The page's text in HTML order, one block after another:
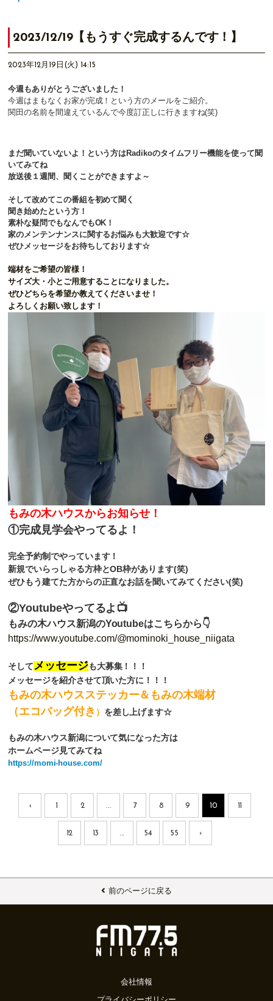
2023/12/19【もうすぐ完成するんです！】
2023年12月19日(火) 14:15
今週もありがとうございました！
今週はまもなくお家が完成！という方のメールをご紹介。
関田の名前を間違えているんで今度訂正しに行きますね(笑)
まだ聞いていないよ！という方はRadikoのタイムフリー機能を使って聞
いてみてね
放送後１週間、聞くことができますよ～
そして改めてこの番組を初めて聞く
聞き始めたという方！
素朴な疑問でもなんでもOK！
家のメンテンナンスに関するお悩みも大歓迎です☆
ぜひメッセージをお待ちしております☆
端材をご希望の皆様！
サイズ大・小とご用意することになりました。
ぜひどちらを希望か教えてくださいませ！
よろしくお願い致します！
もみの木ハウスからお知らせ！
①完成見学会やってるよ！
完全予約制でやっています！
新規でいらっしゃる方枠とOB枠があります(笑)
ぜひもう建てた方からの正直なお話を聞いてみてください(笑)
②Youtubeやってるよ📺
もみの木ハウス新潟のYoutubeはこちらから👇
https://www.youtube.com/@mominoki_house_niigata
そしてメッセージも大募集！！！
メッセージを紹介させて頂いた方に！！！
もみの木ハウスステッカー＆もみの木端材
（エコバッグ付き ） を差し上げます☆
もみの木ハウス新潟について気になった方は
ホームページ見てみてね
https://momi-house.com/
‹ 1 2 ... 7 8 9 10 11
12 13 ... 54 55 ›
前のページに戻る
会社情報